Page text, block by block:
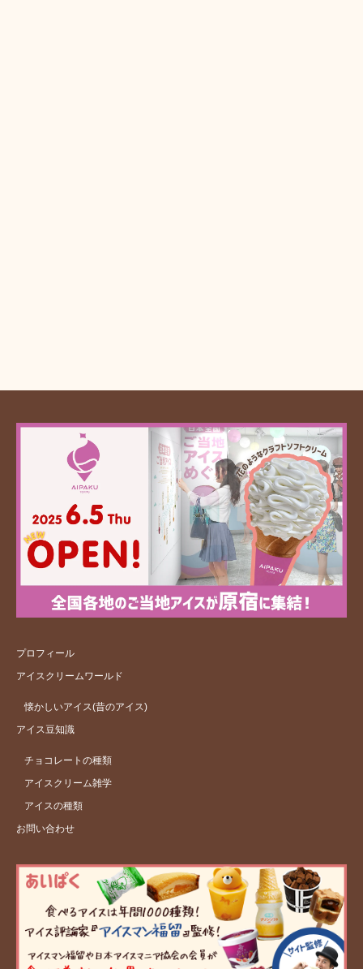
プロフィール
アイスクリームワールド
懐かしいアイス(昔のアイス)
アイス豆知識
チョコレートの種類
アイスクリーム雑学
アイスの種類
お問い合わせ